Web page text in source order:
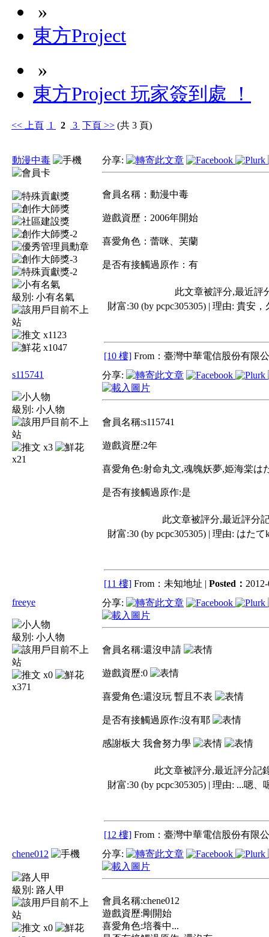
»
東方Project
»
東方Project 玩家簽到處 ！
<< 上頁 1 2 3 下頁 >> (共 3 頁)
動漫中毒
級別: 小有名氣
x1123
x1047
分享:
會員名稱：動漫中毒
遊戲資歷：2006年開始
喜愛角色：蕾咪、芙蘭
是否有接觸過原作：有
此文章被評分,最近評
財富:30 (by pcpc305305) | 理由: 貴安，
[10 樓] From：臺灣中華電信股份有限
s115741
級別: 小人物
x3
x21
分享:
會員名稱:s115741
遊戲資歷:2年
喜愛角色:射命丸文,魂魄妖夢,姫海棠は
是否有接觸過原作:是
此文章被評分,最近評分
財富:30 (by pcpc305305) | 理由: はた
[11 樓] From：未知地址 | Posted：
freeye
級別: 小人物
x0
x371
分享:
會員名稱:還沒申請
遊戲資歷:0
喜愛角色:還沒玩 暫且不表
是否有接觸過原作:沒有耶
感謝板大 我會努力學
此文章被評分,最近評分記
財富:30 (by pcpc305305) | 理由: ...嗯、
[12 樓] From：臺灣中華電信股份有限
chene012
級別: 路人甲
x0
分享:
會員名稱:chene012
遊戲資歷:剛開始
喜愛角色:培養中...